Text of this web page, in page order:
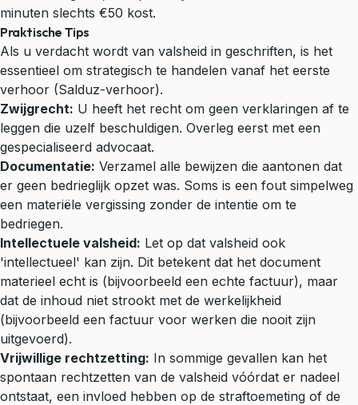
minuten slechts €50 kost.
Praktische Tips
Als u verdacht wordt van valsheid in geschriften, is het
essentieel om strategisch te handelen vanaf het eerste
verhoor (Salduz-verhoor).
Zwijgrecht: U heeft het recht om geen verklaringen af te
leggen die uzelf beschuldigen. Overleg eerst met een
gespecialiseerd advocaat.
Documentatie: Verzamel alle bewijzen die aantonen dat
er geen bedrieglijk opzet was. Soms is een fout simpelweg
een materiële vergissing zonder de intentie om te
bedriegen.
Intellectuele valsheid: Let op dat valsheid ook
'intellectueel' kan zijn. Dit betekent dat het document
materieel echt is (bijvoorbeeld een echte factuur), maar
dat de inhoud niet strookt met de werkelijkheid
(bijvoorbeeld een factuur voor werken die nooit zijn
uitgevoerd).
Vrijwillige rechtzetting: In sommige gevallen kan het
spontaan rechtzetten van de valsheid vóórdat er nadeel
ontstaat, een invloed hebben op de straftoemeting of de